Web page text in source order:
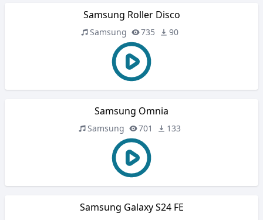
Samsung Roller Disco
Samsung 735 90
Samsung Omnia
Samsung 701 133
Samsung Galaxy S24 FE